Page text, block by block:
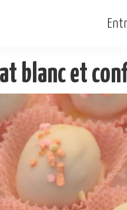
blanc et